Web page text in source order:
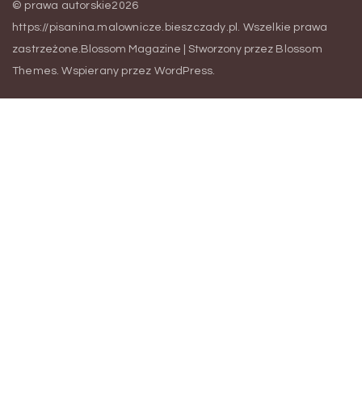
© prawa autorskie2026
https://pisanina.malownicze.bieszczady.pl . Wszelkie prawa
zastrzeżone.Blossom Magazine | Stworzony przez Blossom
Themes. Wspierany przez WordPress.